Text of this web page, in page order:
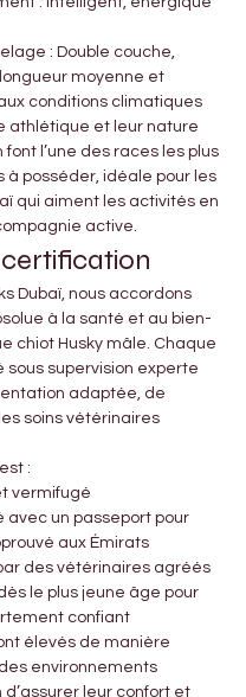
: Double couche,
moyenne et
conditions climatiques
athlétique et leur nature
l’une des races les plus
à posséder, idéale pour les
qui aiment les activités en
active.
Dubaï, nous accordons
à la santé et au bien-
chiot Husky mâle. Chaque
sous supervision experte
adaptée, de
soins vétérinaires
:
vermifugé
avec un passeport pour
aux Émirats
des vétérinaires agréés
le plus jeune âge pour
confiant
élevés de manière
environnements
leur confort et